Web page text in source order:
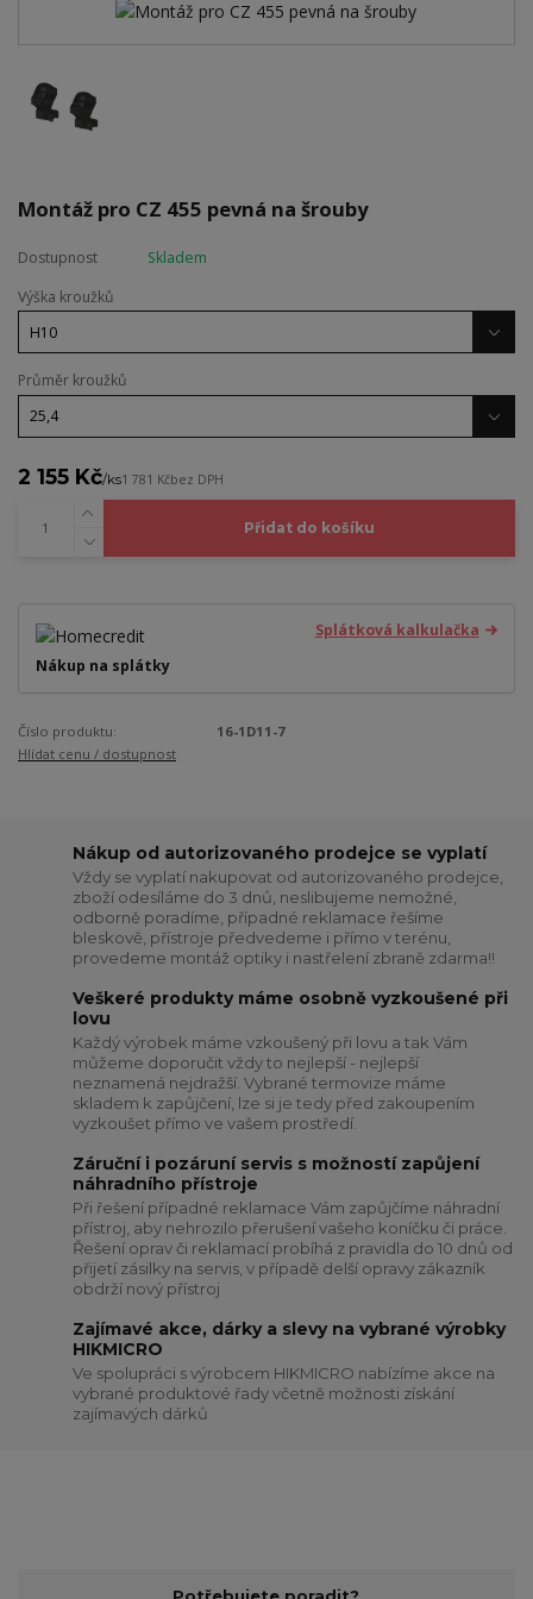
Montáž pro CZ 455 pevná na šrouby
Dostupnost
Skladem
Výška kroužků
Průměr kroužků
2 155 Kč/ks1 781 Kčbez DPH
Přidat do košíku
Splátková kalkulačka
Nákup na splátky
Číslo produktu:
16-1D11-7
Hlídat cenu / dostupnost
Nákup od autorizovaného prodejce se vyplatí
Vždy se vyplatí nakupovat od autorizovaného prodejce,
zboží odesíláme do 3 dnů, neslibujeme nemožné,
odborně poradíme, případné reklamace řešíme
bleskově, přístroje předvedeme i přímo v terénu,
provedeme montáž optiky i nastřelení zbraně zdarma!!
Veškeré produkty máme osobně vyzkoušené při
lovu
Každý výrobek máme vzkoušený při lovu a tak Vám
můžeme doporučit vždy to nejlepší - nejlepší
neznamená nejdražší. Vybrané termovize máme
skladem k zapůjčení, lze si je tedy před zakoupením
vyzkoušet přímo ve vašem prostředí.
Záruční i pozáruní servis s možností zapůjení
náhradního přístroje
Při řešení případné reklamace Vám zapůjčíme náhradní
přístroj, aby nehrozilo přerušení vašeho koníčku či práce.
Řešení oprav či reklamací probíhá z pravidla do 10 dnů od
přijetí zásilky na servis, v případě delší opravy zákazník
obdrží nový přístroj
Zajímavé akce, dárky a slevy na vybrané výrobky
HIKMICRO
Ve spolupráci s výrobcem HIKMICRO nabízíme akce na
vybrané produktové řady včetně možnosti získání
zajímavých dárků
Potřebujete poradit?